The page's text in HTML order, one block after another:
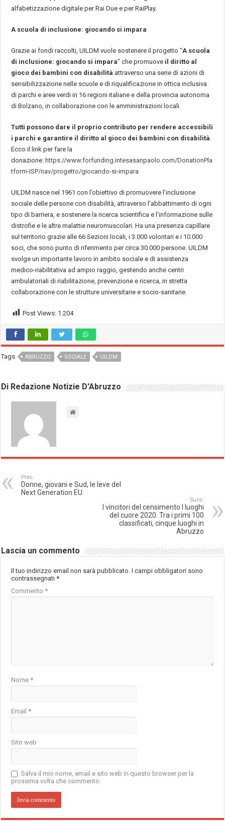
alfabetizzazione digitale per Rai Due e per RaiPlay.
A scuola di inclusione: giocando si impara
Grazie ai fondi raccolti, UILDM vuole sostenere il progetto “A scuola
di inclusione: giocando si impara” che promuove il diritto al
gioco dei bambini con disabilità attraverso una serie di azioni di
sensibilizzazione nelle scuole e di riqualificazione in ottica inclusiva
di parchi e aree verdi in 16 regioni italiane e della provincia autonoma
di Bolzano, in collaborazione con le amministrazioni locali.
Tutti possono dare il proprio contributo per rendere accessibili
i parchi e garantire il diritto al gioco dei bambini con disabilità
Ecco il link per fare la
donazione: https://www.forfunding.intesasanpaolo.com/DonationPla
tform-ISP/nav/progetto/giocando-si-impara
UILDM nasce nel 1961 con l’obiettivo di promuovere l’inclusione
sociale delle persone con disabilità, attraverso l’abbattimento di ogni
tipo di barriera, e sostenere la ricerca scientifica e l’informazione sulle
distrofie e le altre malattie neuromuscolari. Ha una presenza capillare
sul territorio grazie alle 66 Sezioni locali, i 3.000 volontari e i 10.000
soci, che sono punto di riferimento per circa 30.000 persone. UILDM
svolge un importante lavoro in ambito sociale e di assistenza
medico-riabilitativa ad ampio raggio, gestendo anche centri
ambulatoriali di riabilitazione, prevenzione e ricerca, in stretta
collaborazione con le strutture universitarie e socio-sanitarie.
Post Views: 1.204
Tags ABRUZZO SOCIALE UILDM
Di Redazione Notizie D'Abruzzo
Prec.
Donne, giovani e Sud, le leve del
Next Generation EU
Succ.
I vincitori del censimento I luoghi
del cuore 2020. Tra i primi 100
classificati, cinque luoghi in
Abruzzo
Lascia un commento
Il tuo indirizzo email non sarà pubblicato. I campi obbligatori sono
contrassegnati*
Commento*
Nome*
Email*
Sito web
Salva il mio nome, email e sito web in questo browser per la
prossima volta che commento.